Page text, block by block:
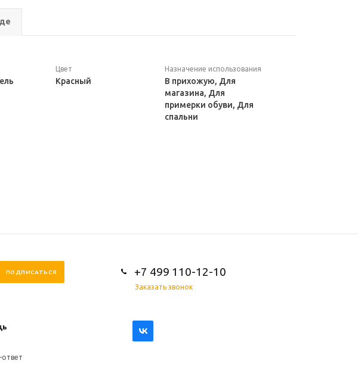
Цвет
Красный
Назначение использования
В прихожую, Для
магазина, Для
примерки обуви, Для
спальни
+7 499 110-12-10
Заказать звонок